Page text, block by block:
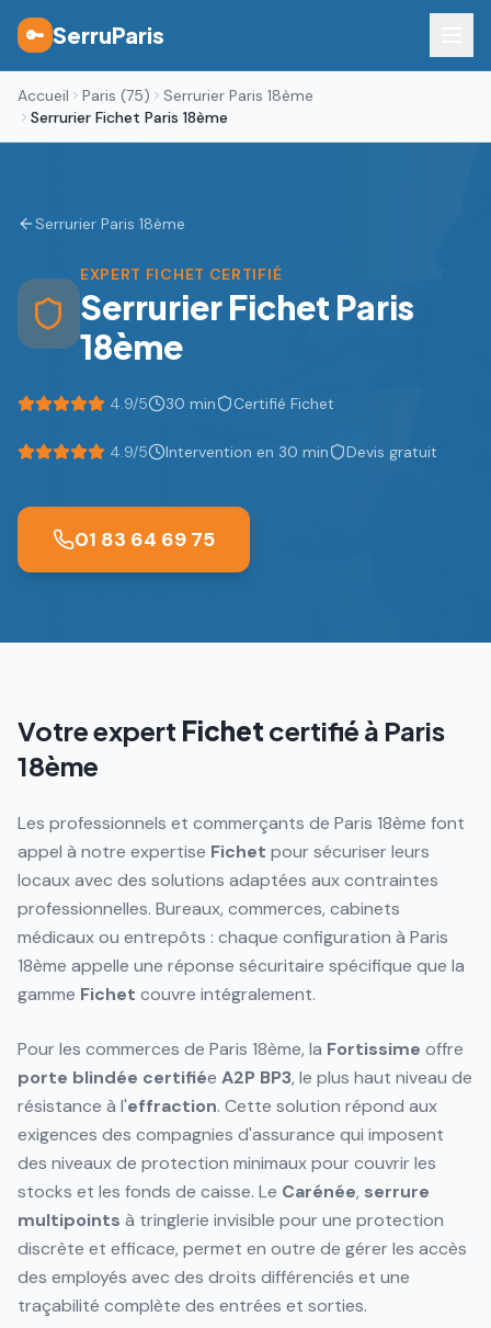
🔑 SerruParis
Accueil Paris (75)
Serrurier Paris 18ème
Serrurier Fichet Paris 18ème
Serrurier Paris 18ème
EXPERT FICHET CERTIFIÉ
Serrurier Fichet Paris
18ème
4.9/5 30 min Certifié Fichet
4.9/5 Intervention en 30 min Devis gratuit
01 83 64 69 75
Votre expert Fichet certifié à Paris
18ème
Les professionnels et commerçants de Paris 18ème font
appel à notre expertise Fichet pour sécuriser leurs
locaux avec des solutions adaptées aux contraintes
professionnelles. Bureaux, commerces, cabinets
médicaux ou entrepôts : chaque configuration à Paris
18ème appelle une réponse sécuritaire spécifique que la
gamme Fichet couvre intégralement.
Pour les commerces de Paris 18ème, la Fortissime offre
porte blindée certifiée A2P BP3, le plus haut niveau de
résistance à l'effraction. Cette solution répond aux
exigences des compagnies d'assurance qui imposent
des niveaux de protection minimaux pour couvrir les
stocks et les fonds de caisse. Le Carénée, serrure
multipoints à tringlerie invisible pour une protection
discrète et efficace, permet en outre de gérer les accès
des employés avec des droits différenciés et une
traçabilité complète des entrées et sorties.